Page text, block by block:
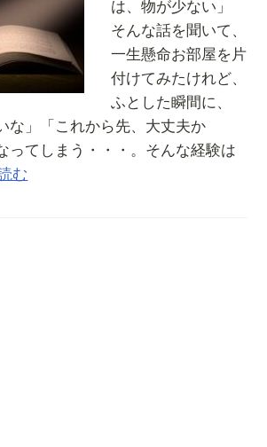
は、物が少ない」
そんな話を聞いて、
一生懸命お部屋を片
付けてみたけれど、
ふとした瞬間に、
な」「これから先、大丈夫か
ってしまう・・・。そんな経験は
む